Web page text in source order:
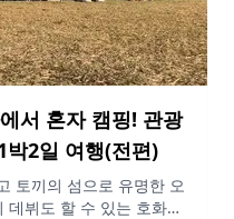
서 혼자 캠핑! 관광
박2일 여행(전편)
토끼의 섬으로 유명한 오
뷔도 할 수 있는 호화로